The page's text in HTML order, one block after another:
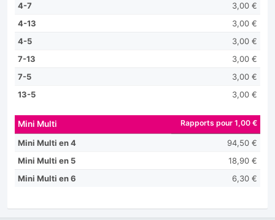
4-7
3,00 €
4-13
3,00 €
4-5
3,00 €
7-13
3,00 €
7-5
3,00 €
13-5
3,00 €
Mini Multi Rapports pour 1,00 €
Mini Multi en 4
94,50 €
Mini Multi en 5
18,90 €
Mini Multi en 6
6,30 €